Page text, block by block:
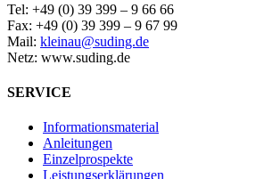
Tel: +49 (0) 39 399 – 9 66 66
Fax: +49 (0) 39 399 – 9 67 99
Mail: kleinau@suding.de
Netz: www.suding.de
SERVICE
Informationsmaterial
Anleitungen
Einzelprospekte
Leistungserklärungen